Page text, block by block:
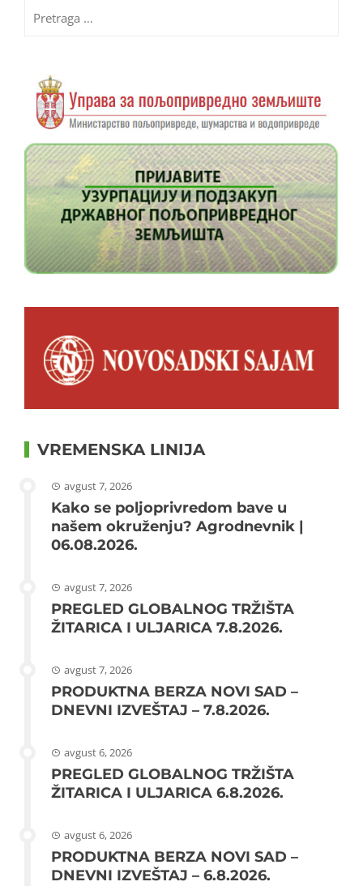
za:
VREMENSKA LINIJA
avgust 7, 2026
Kako se poljoprivredom bave u
našem okruženju? Agrodnevnik |
06.08.2026.
avgust 7, 2026
PREGLED GLOBALNOG TRŽIŠTA
ŽITARICA I ULJARICA 7.8.2026.
avgust 7, 2026
PRODUKTNA BERZA NOVI SAD –
DNEVNI IZVEŠTAJ – 7.8.2026.
avgust 6, 2026
PREGLED GLOBALNOG TRŽIŠTA
ŽITARICA I ULJARICA 6.8.2026.
avgust 6, 2026
PRODUKTNA BERZA NOVI SAD –
DNEVNI IZVEŠTAJ – 6.8.2026.